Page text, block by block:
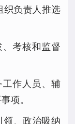
织负责人推选
考核和监督
作人员、辅
项。
领、政治吸纳